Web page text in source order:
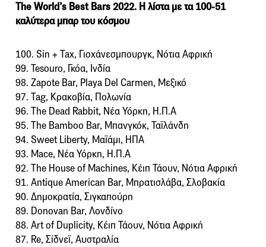
The World’s Best Bars 2022. Η λίστα με τα 100-51
καλύτερα μπαρ του κόσμου
100. Sin + Tax, Γιοχάνεσμπουργκ, Νότια Αφρική
99. Tesouro, Γκόα, Ινδία
98. Zapote Bar, Playa Del Carmen, Μεξικό
97. Tag, Κρακοβία, Πολωνία
96. The Dead Rabbit, Νέα Υόρκη, Η.Π.Α
95. The Bamboo Bar, Μπανγκόκ, Ταϊλάνδη
94. Sweet Liberty, Μαϊάμι, ΗΠΑ
93. Mace, Νέα Υόρκη, Η.Π.Α
92. The House of Machines, Κέιπ Τάουν, Νότια Αφρική
91. Antique American Bar, Μπρατισλάβα, Σλοβακία
90. Δημοκρατία, Σιγκαπούρη
89. Donovan Bar, Λονδίνο
88. Art of Duplicity, Κέιπ Τάουν, Νότια Αφρική
87. Re, Σίδνεϊ, Αυστραλία